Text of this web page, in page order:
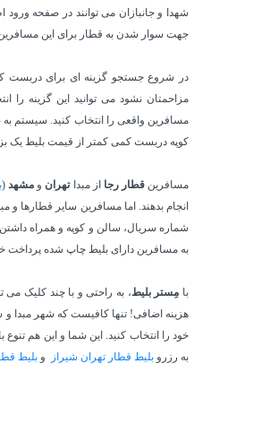
شهدا و جانبازان می توانند در صفحه
جهت سوار شدن به قطار برای این
در شروع جستجو گزینه ای برای دربست
مزاحمتان نشود می توانید این گزینه را
مسافرین واقعی را انتخاب کنید. سیستم
کوپه دربست کمی کمتر از قیمت بلیط یک
مسافرینقطار رجا از مبداتهران و مشهد (
انجام بدهند. اما مسافرین سایر قطارها و
شماره سریال، سالن و کوپه و همراه
به مسافرین دارای بلیط چاپ شده پرداخت
با مِستر بلیط، به راحتی و با چند کلیک
هزینه اضافی! تنها کافیست که شهر مبدا
خود را انتخاب کنید. این شما و این هم تنوع
به رزرو بلیط قطار تهران شیراز و بلیط